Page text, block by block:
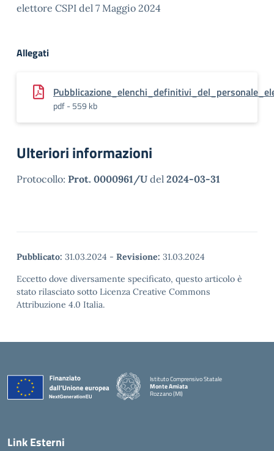
elettore CSPI del 7 Maggio 2024
Allegati
pdf - 559 kb
Ulteriori informazioni
Protocollo: Prot. 0000961/U del 2024-03-31
Pubblicato: 31.03.2024 - Revisione: 31.03.2024
Eccetto dove diversamente specificato, questo articolo è
stato rilasciato sotto Licenza Creative Commons
Attribuzione 4.0 Italia.
Istituto Comprensivo Statale
Monte Amiata
Rozzano (MI)
Link Esterni